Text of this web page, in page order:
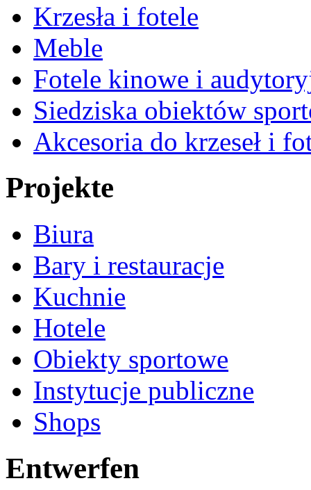
Krzesła i fotele
Meble
Fotele kinowe i
Siedziska obiektów
Akcesoria do krzeseł i
Projekte
Biura
Bary i restauracje
Kuchnie
Hotele
Obiekty sportowe
Instytucje publiczne
Shops
Entwerfen